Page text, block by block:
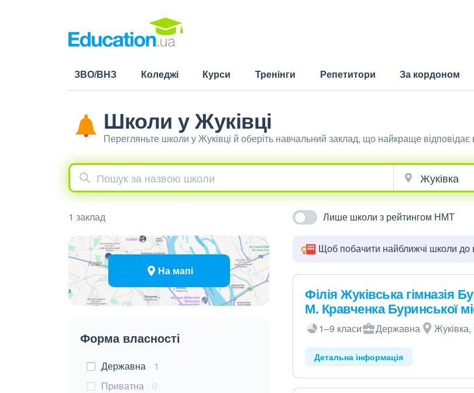
ЗВО/ВНЗ Коледжі Курси Тренінги Репетитори За кордоном
Школи у Жуківці
Перегляньте школи у Жуківці й оберіть навчальний заклад, що найкраще
1 заклад Лише школи з рейтингом НМТ
На мапі
Форма власності
Державна
1
Приватна
0
Щоб побачити найближчі школи до
Філія Жуківська гімназія
М. Кравченка Буринської
1–9 класи Державна
Детальна інформація